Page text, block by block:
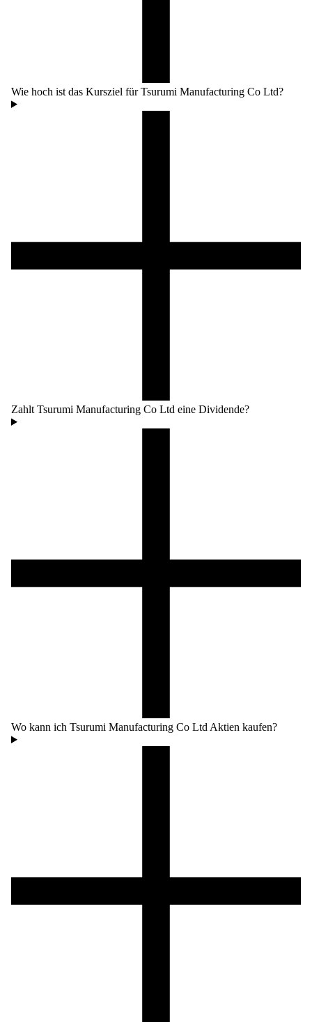
Wie hoch ist das Kursziel für Tsurumi Manufacturing Co Ltd?
Zahlt Tsurumi Manufacturing Co Ltd eine Dividende?
Wo kann ich Tsurumi Manufacturing Co Ltd Aktien kaufen?